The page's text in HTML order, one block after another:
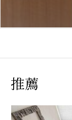
推薦